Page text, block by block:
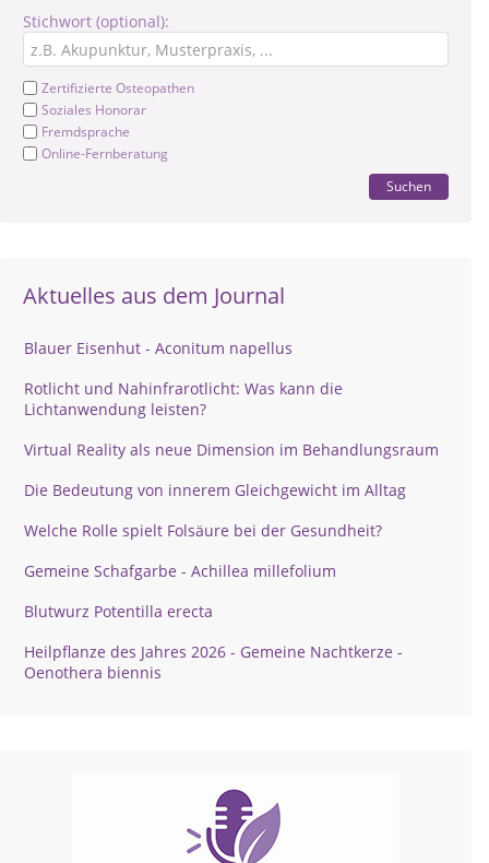
Stichwort (optional):
Zertifizierte Osteopathen
Soziales Honorar
Fremdsprache
Online-Fernberatung
Suchen
Aktuelles aus dem Journal
Blauer Eisenhut - Aconitum napellus
Rotlicht und Nahinfrarotlicht: Was kann die
Lichtanwendung leisten?
Virtual Reality als neue Dimension im Behandlungsraum
Die Bedeutung von innerem Gleichgewicht im Alltag
Welche Rolle spielt Folsäure bei der Gesundheit?
Gemeine Schafgarbe - Achillea millefolium
Blutwurz Potentilla erecta
Heilpflanze des Jahres 2026 - Gemeine Nachtkerze -
Oenothera biennis